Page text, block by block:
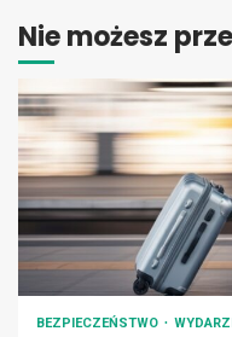
Nie możesz
BEZPIECZEŃSTWO